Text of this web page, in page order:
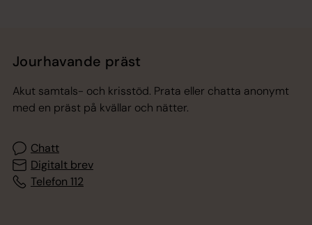
Jourhavande präst
Akut samtals- och krisstöd. Prata eller chatta anonymt
med en präst på kvällar och nätter.
Chatt
Digitalt brev
Telefon 112